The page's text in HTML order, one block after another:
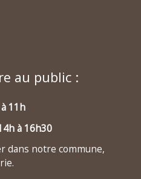
au public :
11h
à 16h30
dans notre commune,